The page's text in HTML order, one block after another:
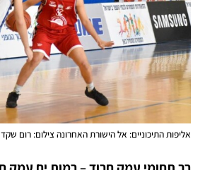
אליפות התיכוניים: אל הישורת האחרונה צילום: רום שקד